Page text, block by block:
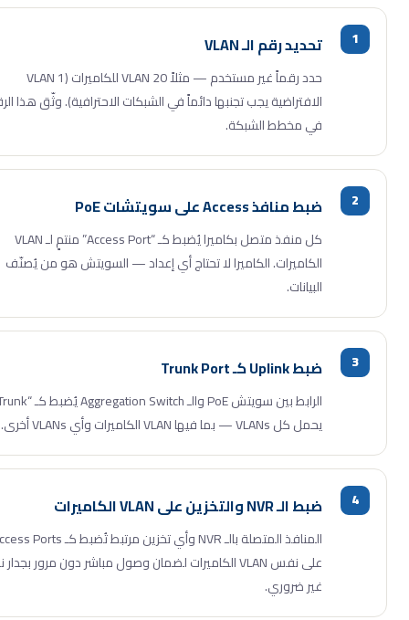
تحديد رقم الـ VLAN
حدد رقماً غير مستخدم — مثلاً VLAN 20 للكاميرات (VLAN 1
الافتراضية يجب تجنبها دائماً في الشبكات الاحترافية). وثّق هذا الرقم
في مخطط الشبكة.
ضبط منافذ Access على سويتشات PoE
كل منفذ متصل بكاميرا يُضبط كـ “Access Port” منتمٍ لـ VLAN
الكاميرات. الكاميرا لا تحتاج أي إعداد — السويتش هو من يُصنّف
ضبط Uplink كـ Trunk Port
الرابط بين سويتش PoE والـ Aggregation Switch يُضبط كـ “Trunk”
يحمل كل VLANs — بما فيها VLAN الكاميرات وأي VLANs أخرى.
ضبط الـ NVR والتخزين على VLAN الكاميرات
المنافذ المتصلة بالـ NVR وأي تخزين مرتبط تُضبط كـ Access Ports
على نفس VLAN الكاميرات لضمان وصول مباشر دون مرور بجدار ناري
غير ضروري.